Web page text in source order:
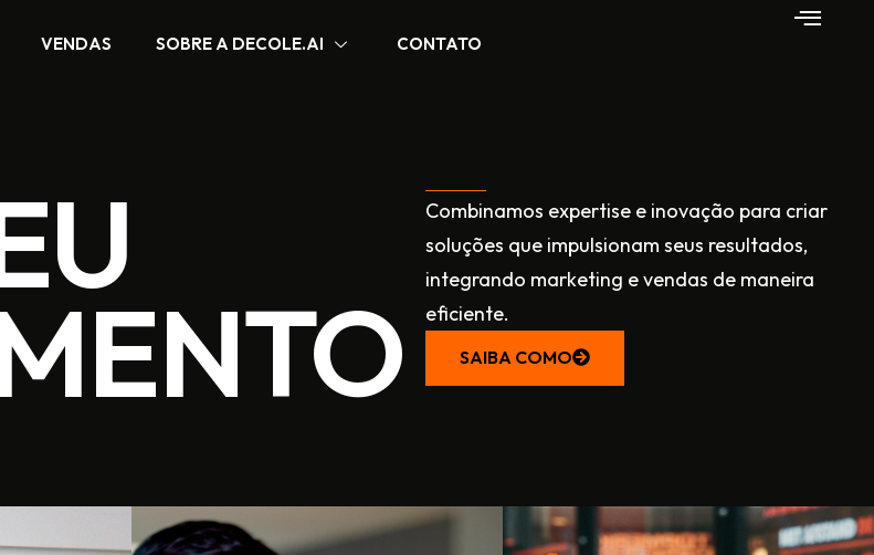
VENDAS SOBRE A DECOLE.AI CONTATO
Combinamos expertise e inovação para criar
soluções que impulsionam seus resultados,
integrando marketing e vendas de maneira
eficiente.
SAIBA COMO